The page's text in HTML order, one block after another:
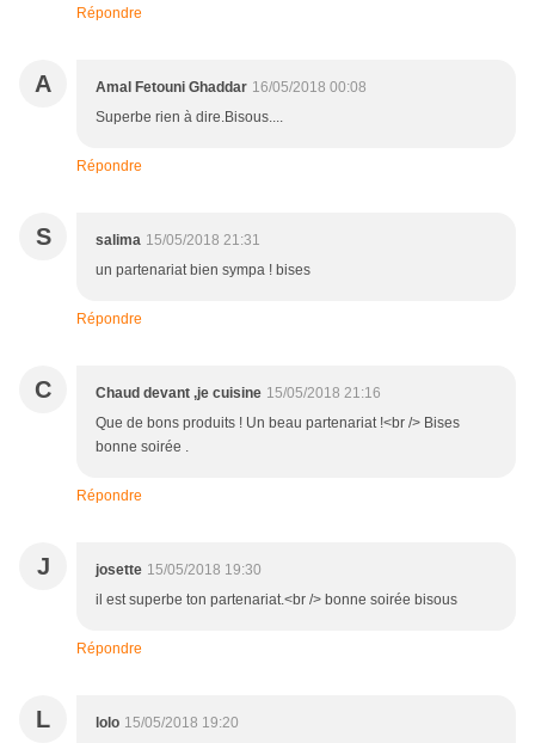
Répondre
A Amal Fetouni Ghaddar 16/05/2018 00:08
Superbe rien à dire.Bisous....
Répondre
S salima 15/05/2018 21:31
un partenariat bien sympa ! bises
Répondre
C Chaud devant ,je cuisine 15/05/2018 21:16
Que de bons produits ! Un beau partenariat !<br /> Bises
bonne soirée .
Répondre
J josette 15/05/2018 19:30
il est superbe ton partenariat.<br /> bonne soirée bisous
Répondre
L lolo 15/05/2018 19:20